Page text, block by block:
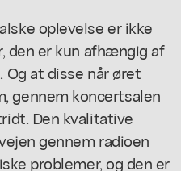
oplevelse er ikke
den er kun afhængig af
Og at disse når øret
gennem koncertsalen
Den kvalitative
gennem radioen
problemer, og den er